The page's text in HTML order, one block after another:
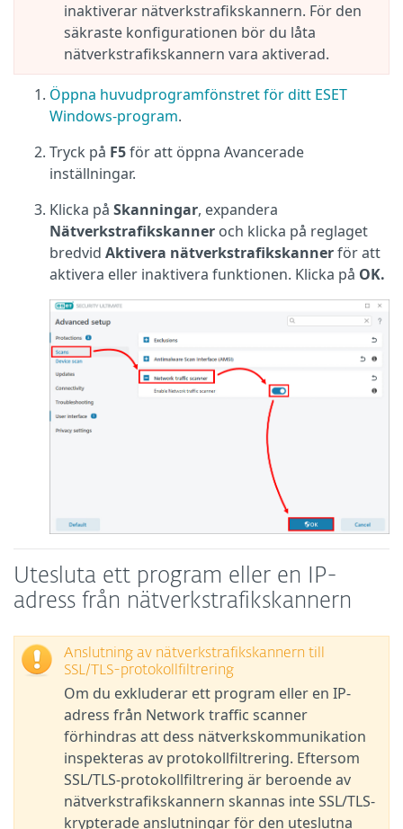
inaktiverar nätverkstrafikskannern. För den
säkraste konfigurationen bör du låta
nätverkstrafikskannern vara aktiverad.
Öppna huvudprogramfönstret för ditt ESET
Windows-program.
Tryck på F5för att öppna Avancerade
inställningar.
Klicka på Skanningar, expandera
Nätverkstrafikskanner och klicka på reglaget
bredvid Aktivera nätverkstrafikskannerför att
aktivera eller inaktivera funktionen. Klicka på OK.
Utesluta ett program eller en IP-
adress från nätverkstrafikskannern
Anslutning av nätverkstrafikskannern till
SSL/TLS-protokollfiltrering
Om du exkluderar ett program eller en IP-
adress från Network traffic scanner
förhindras att dess nätverkskommunikation
inspekteras av protokollfiltrering. Eftersom
SSL/TLS-protokollfiltrering är beroende av
nätverkstrafikskannern skannas inte SSL/TLS-
krypterade anslutningar för den uteslutna